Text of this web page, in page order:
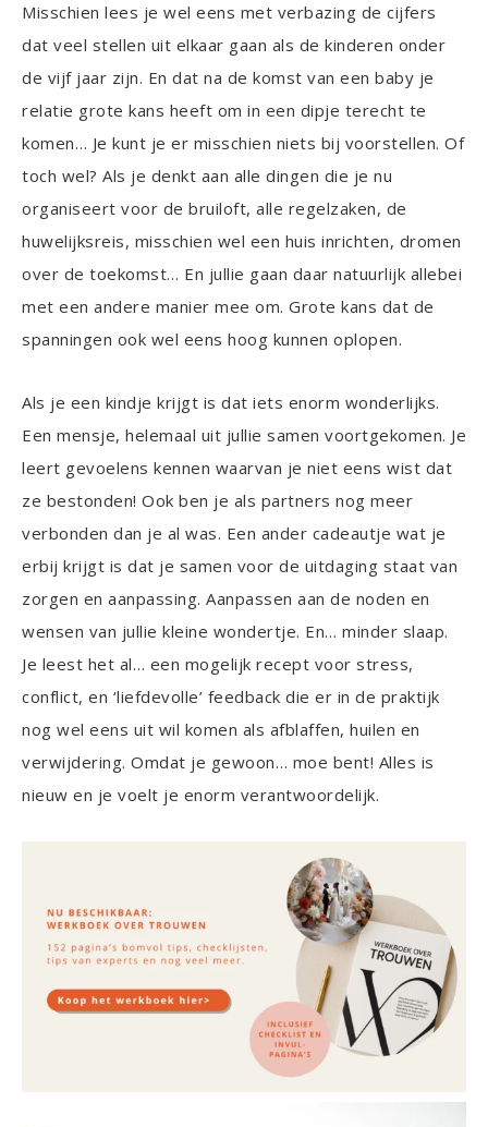
Misschien lees je wel eens met verbazing de cijfers
dat veel stellen uit elkaar gaan als de kinderen onder
de vijf jaar zijn. En dat na de komst van een baby je
relatie grote kans heeft om in een dipje terecht te
komen… Je kunt je er misschien niets bij voorstellen. Of
toch wel? Als je denkt aan alle dingen die je nu
organiseert voor de bruiloft, alle regelzaken, de
huwelijksreis, misschien wel een huis inrichten, dromen
over de toekomst… En jullie gaan daar natuurlijk allebei
met een andere manier mee om. Grote kans dat de
spanningen ook wel eens hoog kunnen oplopen.
Als je een kindje krijgt is dat iets enorm wonderlijks.
Een mensje, helemaal uit jullie samen voortgekomen. Je
leert gevoelens kennen waarvan je niet eens wist dat
ze bestonden! Ook ben je als partners nog meer
verbonden dan je al was. Een ander cadeautje wat je
erbij krijgt is dat je samen voor de uitdaging staat van
zorgen en aanpassing. Aanpassen aan de noden en
wensen van jullie kleine wondertje. En… minder slaap.
Je leest het al… een mogelijk recept voor stress,
conflict, en ‘liefdevolle’ feedback die er in de praktijk
nog wel eens uit wil komen als afblaffen, huilen en
verwijdering. Omdat je gewoon… moe bent! Alles is
nieuw en je voelt je enorm verantwoordelijk.